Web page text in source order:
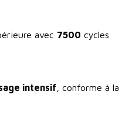
avec 7500 cycles
intensif , conforme à la